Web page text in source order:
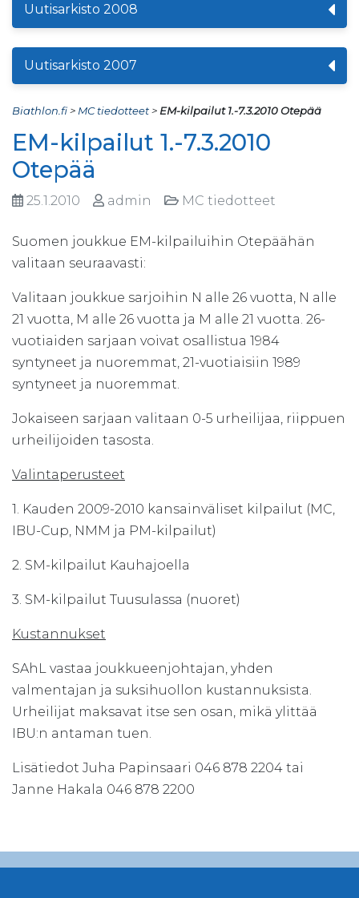
Uutisarkisto 2008
Uutisarkisto 2007
Biathlon.fi> MC tiedotteet> EM-kilpailut 1.-7.3.2010 Otepää
EM-kilpailut 1.-7.3.2010
Otepää
25.1.2010 admin MC tiedotteet
Suomen joukkue EM-kilpailuihin Otepäähän
valitaan seuraavasti:
Valitaan joukkue sarjoihin N alle 26 vuotta, N alle
21 vuotta, M alle 26 vuotta ja M alle 21 vuotta. 26-
vuotiaiden sarjaan voivat osallistua 1984
syntyneet ja nuoremmat, 21-vuotiaisiin 1989
syntyneet ja nuoremmat.
Jokaiseen sarjaan valitaan 0-5 urheilijaa, riippuen
urheilijoiden tasosta.
Valintaperusteet
1. Kauden 2009-2010 kansainväliset kilpailut (MC,
IBU-Cup, NMM ja PM-kilpailut)
2. SM-kilpailut Kauhajoella
3. SM-kilpailut Tuusulassa (nuoret)
Kustannukset
SAhL vastaa joukkueenjohtajan, yhden
valmentajan ja suksihuollon kustannuksista.
Urheilijat maksavat itse sen osan, mikä ylittää
IBU:n antaman tuen.
Lisätiedot Juha Papinsaari 046 878 2204 tai
Janne Hakala 046 878 2200